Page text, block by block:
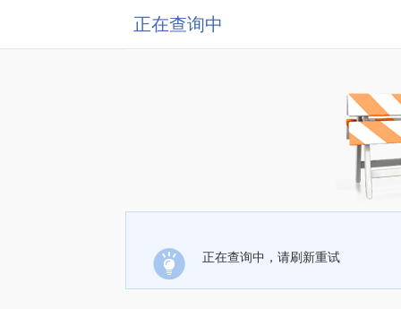
正在查询中
正在查询中，请刷新重试